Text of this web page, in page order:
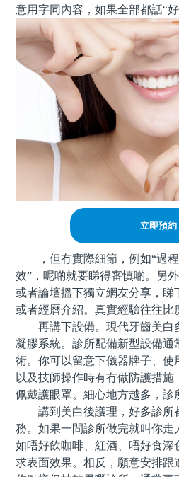
意用字同內容，如果全部都話“
立即預約
，但冇實際細節，例如“過程
效”，呢啲就要睇得審慎啲。另
或者論壇搵下獨立網友分享，睇
或者經曆介紹。真實經驗往往比
再講下設備。現代牙齒美白
凝膠系統。診所配備新型設備通
術。你可以留意下儀器牌子、使
以及技師操作時有冇做防護措
佩戴護眼罩。細心地方越多，診
講到美白後護理，好多診所
務。如果一間診所做完就叫你走
如唔好飲咖啡、紅酒、唔好食深
求表面效果。相反，願意安排跟